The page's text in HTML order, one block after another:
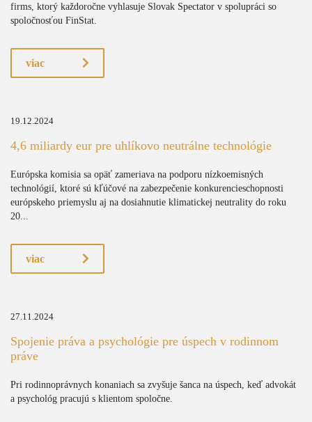
firms, ktorý každoročne vyhlasuje Slovak Spectator v spolupráci so
spoločnosťou FinStat.
viac
19.12.2024
4,6 miliardy eur pre uhlíkovo neutrálne technológie
Európska komisia sa opäť zameriava na podporu nízkoemisných
technológií, ktoré sú kľúčové na zabezpečenie konkurencieschopnosti
európskeho priemyslu aj na dosiahnutie klimatickej neutrality do roku
20...
viac
27.11.2024
Spojenie práva a psychológie pre úspech v rodinnom
práve
Pri rodinnoprávnych konaniach sa zvyšuje šanca na úspech, keď advokát
a psychológ pracujú s klientom spoločne.